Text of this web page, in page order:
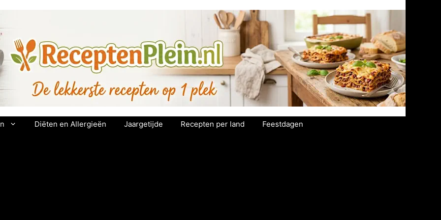
Diëten en Allergieën Jaargetijde Recepten per land Feestdagen